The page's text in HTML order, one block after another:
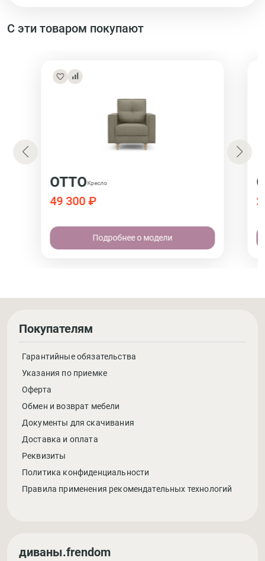
С эти товаром покупают
ОТТОКресло
49 300 ₽
Подробнее о модели
Покупателям
Гарантийные обязательства
Указания по приемке
Оферта
Обмен и возврат мебели
Документы для скачивания
Доставка и оплата
Реквизиты
Политика конфиденциальности
Правила применения рекомендательных технологий
диваны.frendom